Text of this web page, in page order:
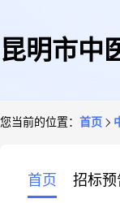
昆明市中
您当前的位置： 首页
首页 招标预